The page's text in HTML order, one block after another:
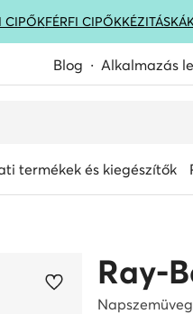
CIPŐKFÉRFI CIPŐK
Blog Alkalmazás
termékek és kiegészítők
Ray-